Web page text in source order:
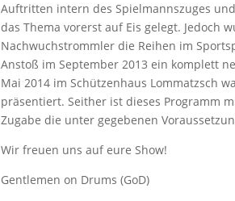
Auftritten intern des Spielmannszuges
das Thema vorerst auf Eis gelegt. Jedoch
Nachwuchstrommler die Reihen im
Anstoß im September 2013 ein komplett
Mai 2014 im Schützenhaus Lommatzsch
präsentiert. Seither ist dieses Programm
Zugabe die unter gegebenen
Wir freuen uns auf eure Show!
Gentlemen on Drums (GoD)